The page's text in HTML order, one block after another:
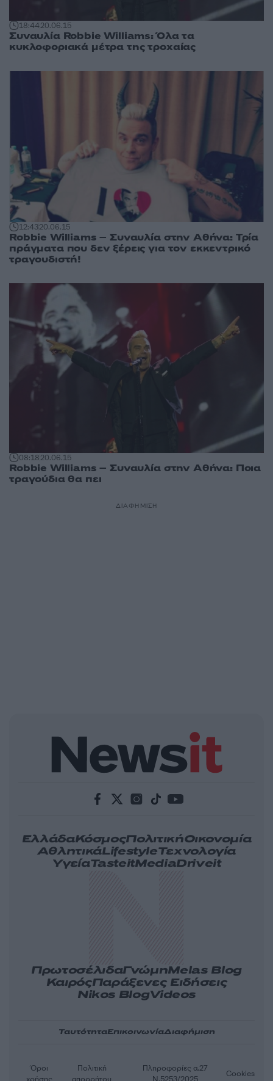
18:4420.06.15
Συναυλία Robbie Williams: Όλα τα
κυκλοφοριακά μέτρα της τροχαίας
12:4320.06.15
Robbie Williams – Συναυλία στην Αθήνα: Τρία
πράγματα που δεν ξέρεις για τον εκκεντρικό
τραγουδιστή!
08:1820.06.15
Robbie Williams – Συναυλία στην Αθήνα: Ποια
τραγούδια θα πει
ΔΙΑΦΗΜΙΣΗ
ΕλλάδαΚόσμοςΠολιτικήΟικονομία
ΑθλητικάLifestyleΤεχνολογία
ΥγείαTasteitMediaDriveit
ΠρωτοσέλιδαΓνώμηMelas Blog
ΚαιρόςΠαράξενες Ειδήσεις
Nikos BlogVideos
ΤαυτότηταΕπικοινωνίαΔιαφήμιση
Όροι
Πολιτική
Πληροφορίες α.27
Cookies